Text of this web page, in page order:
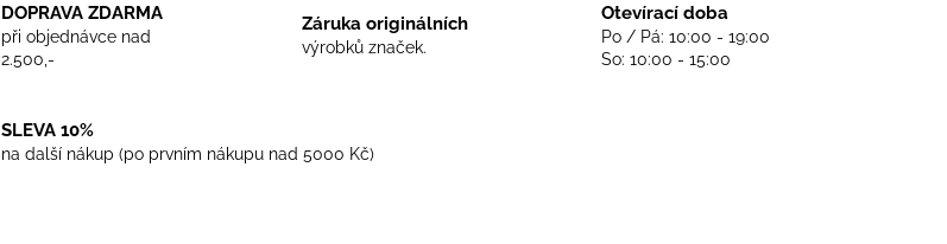
DOPRAVA ZDARMA
při objednávce nad
2.500,-
Záruka originálních
výrobků značek.
Otevírací doba
Po / Pá: 10:00 - 19:00
So: 10:00 - 15:00
SLEVA 10%
na další nákup (po prvním nákupu nad 5000 Kč)